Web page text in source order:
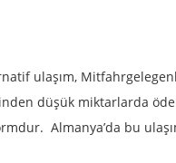
ulaşım,
düşük miktarlarda
Almanya’da bu